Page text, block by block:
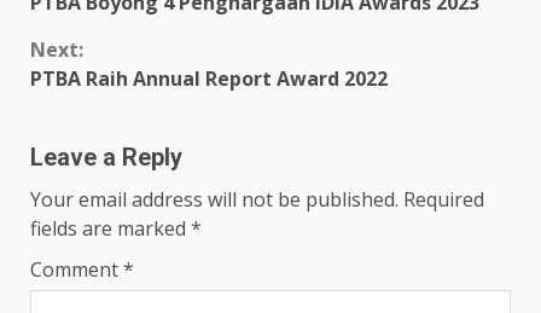
Reading
Next:
PTBA Raih Annual Report Award 2022
Leave a Reply
Your email address will not be published. Required
fields are marked *
Comment*